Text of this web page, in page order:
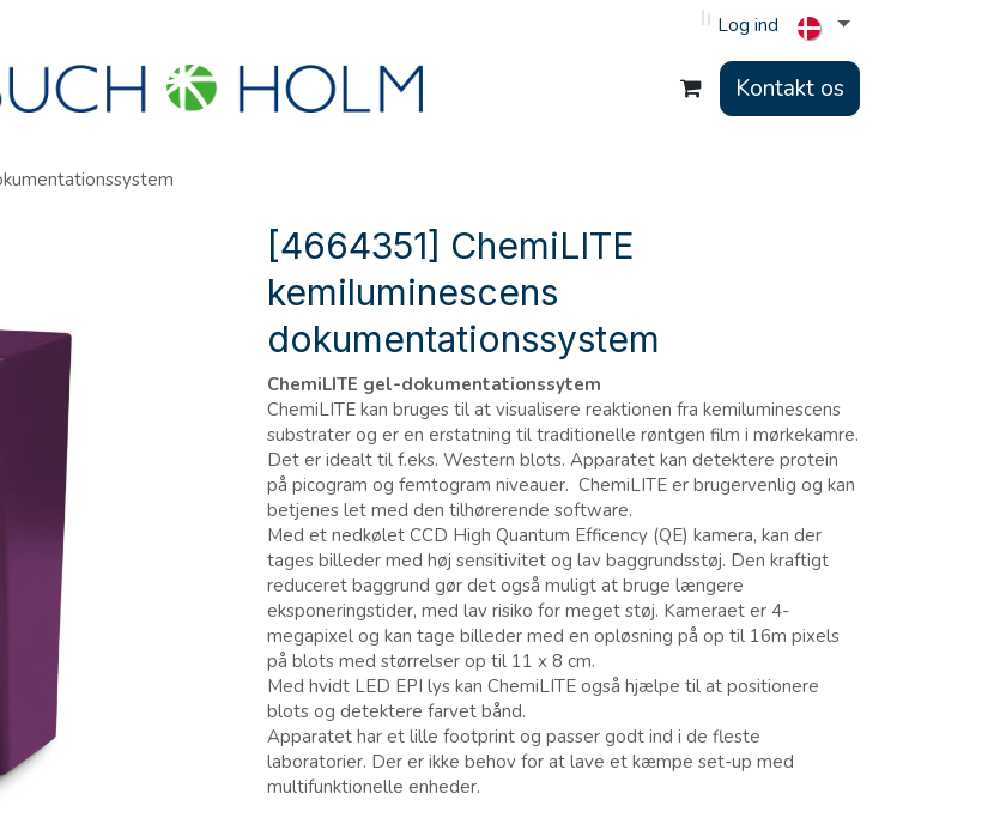
Log ind
Kontakt os
[4664351] ChemiLITE
kemiluminescens
dokumentationssystem
ChemiLITE gel-dokumentationssytem
ChemiLITE kan bruges til at visualisere reaktionen fra kemiluminescens
substrater og er en erstatning til traditionelle røntgen film i mørkekamre.
Det er idealt til f.eks. Western blots. Apparatet kan detektere protein
på picogram og femtogram niveauer. ChemiLITE er brugervenlig og kan
betjenes let med den tilhørerende software.
Med et nedkølet CCD High Quantum Efficency (QE) kamera, kan der
tages billeder med høj sensitivitet og lav baggrundsstøj. Den kraftigt
reduceret baggrund gør det også muligt at bruge længere
eksponeringstider, med lav risiko for meget støj. Kameraet er 4-
megapixel og kan tage billeder med en opløsning på op til 16m pixels
på blots med størrelser op til 11 x 8 cm.
Med hvidt LED EPI lys kan ChemiLITE også hjælpe til at positionere
blots og detektere farvet bånd.
Apparatet har et lille footprint og passer godt ind i de fleste
laboratorier. Der er ikke behov for at lave et kæmpe set-up med
multifunktionelle enheder.